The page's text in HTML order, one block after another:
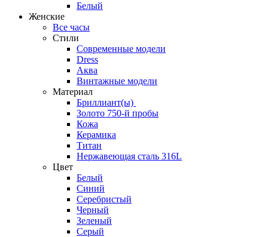
Белый
Женские
Все часы
Стили
Современные модели
Dress
Аква
Винтажные модели
Материал
Бриллиант(ы)
Золото 750-й пробы
Кожа
Керамика
Титан
Нержавеющая сталь 316L
Цвет
Белый
Синий
Серебристый
Черный
Зеленый
Серый